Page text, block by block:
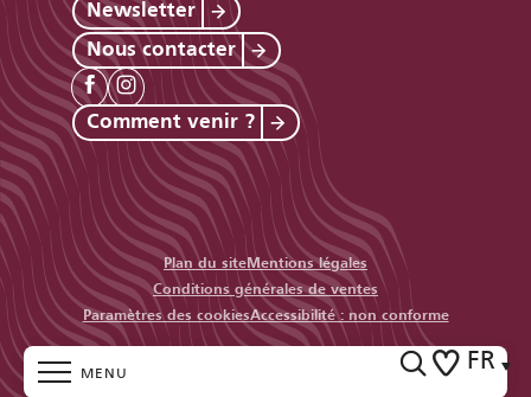
MENU FR
Newsletter
Nous contacter
Comment venir ?
Plan du site Mentions légales
Conditions générales de ventes
Paramètres des cookiesAccessibilité : non conforme